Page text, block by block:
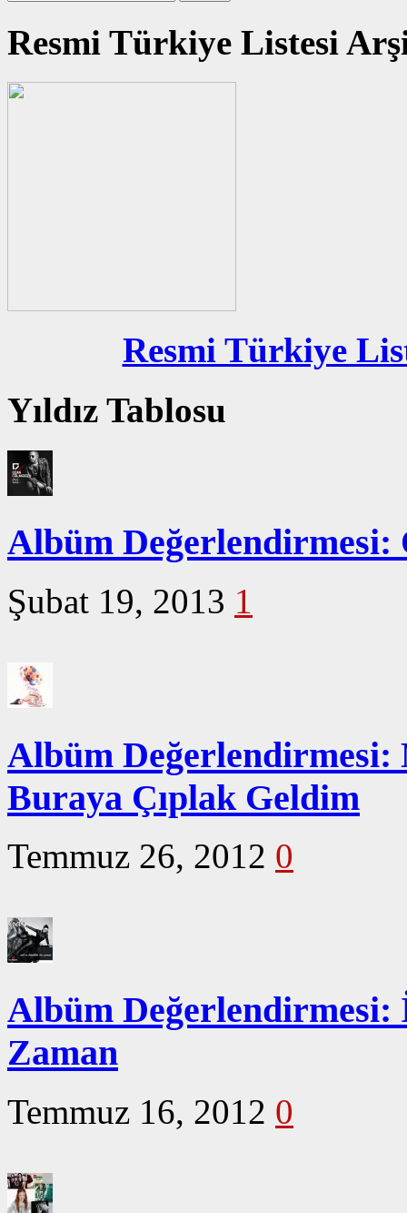
Resmi Türkiye Listesi
Resmi Türkiye
Yıldız Tablosu
Albüm Değerlendirmesi:
Şubat 19, 2013 1
Albüm
Buraya Çıplak Geldim
Temmuz 26, 2012 0
Albüm
Zaman
Temmuz 16, 2012 0